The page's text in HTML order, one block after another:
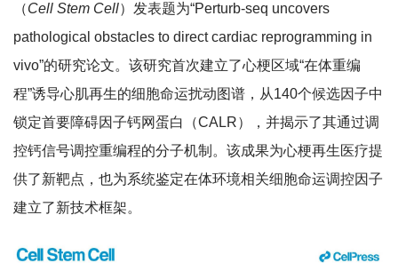
（Cell Stem Cell）发表题为“Perturb-seq uncovers
pathological obstacles to direct cardiac reprogramming in
vivo”的研究论文。该研究首次建立了心梗区域“在体重编
程”诱导心肌再生的细胞命运扰动图谱，从140个候选因子中
锁定首要障碍因子钙网蛋白（CALR），并揭示了其通过调
控钙信号调控重编程的分子机制。该成果为心梗再生医疗提
供了新靶点，也为系统鉴定在体环境相关细胞命运调控因子
建立了新技术框架。